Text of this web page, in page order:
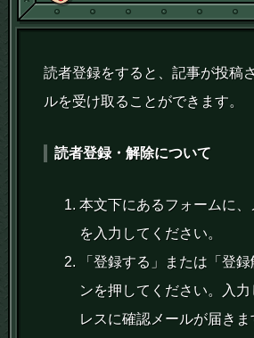
読者登録をすると、記事が投稿
ルを受け取ることができます。
読者登録・解除について
本文下にあるフォームに
を入力してください。
「登録する」または「登
ンを押してください。入
レスに確認メールが届き